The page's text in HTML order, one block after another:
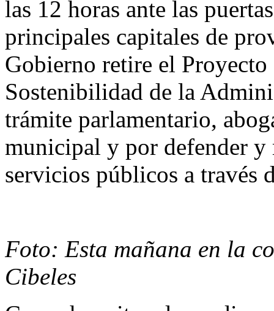
las 12 horas ante las
principales capitales de
Gobierno retire el
Sostenibilidad de la
trámite parlamentario,
municipal y por defender
servicios públicos a través
Foto: Esta mañana en la
Cibeles